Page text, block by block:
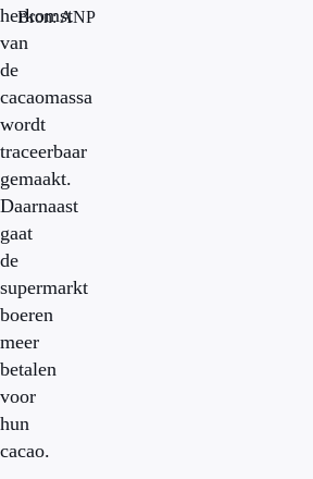
herkomst
van
de
cacaomassa
wordt
traceerbaar
gemaakt.
Daarnaast
gaat
de
supermarkt
boeren
meer
betalen
voor
hun
cacao.
Bron: ANP